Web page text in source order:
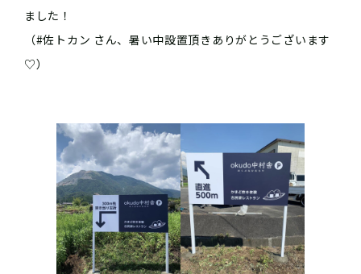
ました！
（#佐トカン さん、暑い中設置頂きありがとうございます
♡）